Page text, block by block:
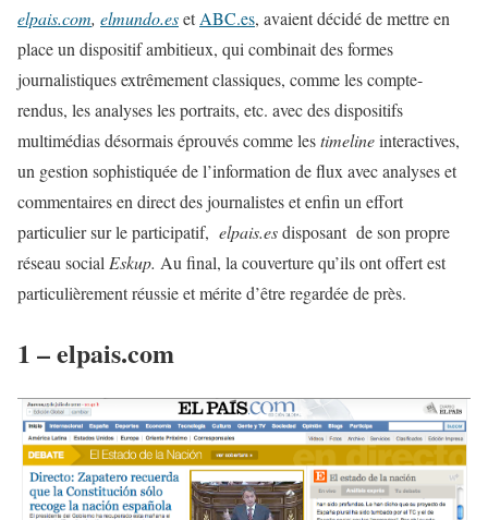
elpais.com, elmundo.esetABC.es, avaient décidé de mettre en
place un dispositif ambitieux, qui combinait des formes
journalistiques extrêmement classiques, comme les compte-
rendus, les analyses les portraits, etc. avec des dispositifs
multimédias désormais éprouvés comme lestimelineinteractives,
un gestion sophistiquée de l’information de flux avec analyses et
commentaires en direct des journalistes et enfin un effort
particulier sur le participatif, elpais.esdisposant de son propre
réseau social Eskup. Au final, la couverture qu’ils ont offert est
particulièrement réussie et mérite d’être regardée de près.
1 – elpais.com